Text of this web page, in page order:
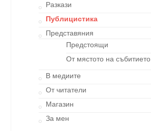
Разкази
Публицистика
Представяния
Предстоящи
От мястото на събитието
В медиите
От читатели
Магазин
За мен